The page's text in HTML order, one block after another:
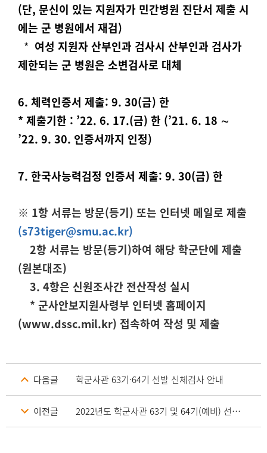
(단, 문신이 있는 지원자가 민간병원 진단서 제출 시
에는 군 병원에서 재검)
* 여성 지원자 산부인과 검사시 산부인과 검사가
제한되는 군 병원은 소변검사로 대체
6. 체력인증서 제출: 9. 30(금) 한
* 제출기한 : ’22. 6. 17.(금) 한 (’21. 6. 18 ∼
’22. 9. 30. 인증서까지 인정)
7. 한국사능력검정 인증서 제출: 9. 30(금) 한
※ 1항 서류는 방문(등기) 또는 인터넷 메일로 제출
(s73tiger@smu.ac.kr)
2항 서류는 방문(등기)하여 해당 학군단에 제출
(원본대조)
3. 4항은 신원조사간 전산작성 실시
* 군사안보지원사령부 인터넷 홈페이지
(www.dssc.mil.kr) 접속하여 작성 및 제출
다음글 학군사관 63기·64기 선발 신체검사 안내
이전글 2022년도 학군사관 63기 및 64기(예비) 선발관련 신원조사 안내